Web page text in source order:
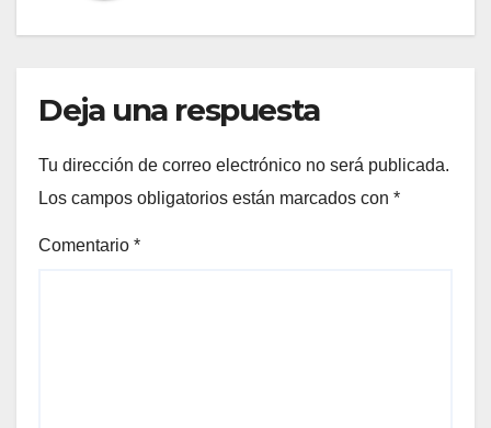
Deja una respuesta
Tu dirección de correo electrónico no será publicada.
Los campos obligatorios están marcados con *
Comentario *